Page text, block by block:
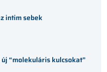
intim sebek
“molekuláris kulcsokat”